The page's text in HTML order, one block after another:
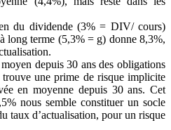
du dividende (3% = DIV/ cours)
long terme (5,3% = g) donne 8,3%,
depuis 30 ans des obligations
une prime de risque implicite
en moyenne depuis 30 ans. Cet
nous semble constituer un socle
taux d’actualisation, pour un risque